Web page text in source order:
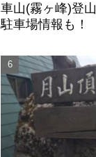
車山(霧ヶ峰)登
駐車場情報も！